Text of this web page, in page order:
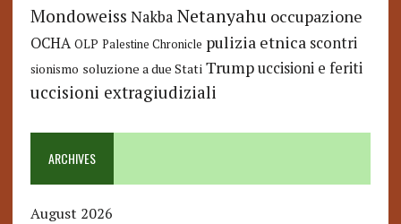
Mondoweiss Nakba Netanyahu occupazione
OCHA OLP Palestine Chronicle pulizia etnica scontri
sionismo soluzione a due Stati Trump uccisioni e feriti
uccisioni extragiudiziali
ARCHIVES
August 2026